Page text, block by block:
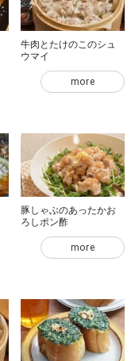
牛肉とたけのこのシュ
ウマイ
more
豚しゃぶのあったかお
ろしポン酢
more